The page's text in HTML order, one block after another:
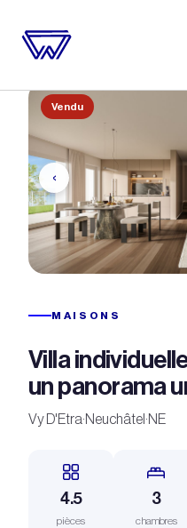
Vendu
‹
MAISONS
Villa
un panorama
Vy D'Etra·Neuchâtel ·NE
4.5
pièces
3
chambres